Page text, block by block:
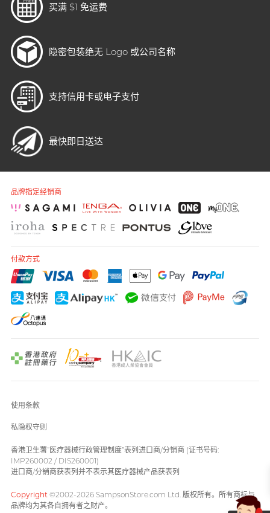
买满 $1 免运费
隐密包装绝无 Logo 或公司名称
支持信用卡或电子支付
最快即日送达
品牌指定经销商
付款方式
使用条款
私隐权守则
香港卫生署“医疗器械行政管理制度”表列进口商/分销商 (证书号码:
IMP260002 / DIS260001)
进口商/分销商获表列并不表示其医疗器械产品获表列
Copyright ©2002-2026 SampsonStore.com Ltd. 版权所有。所有商标与
品牌均为其各自拥有者之财产。